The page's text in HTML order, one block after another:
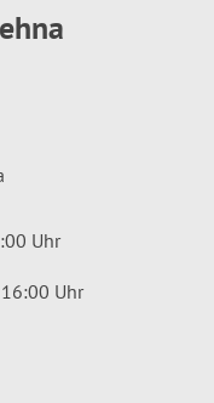
Uhr
Uhr